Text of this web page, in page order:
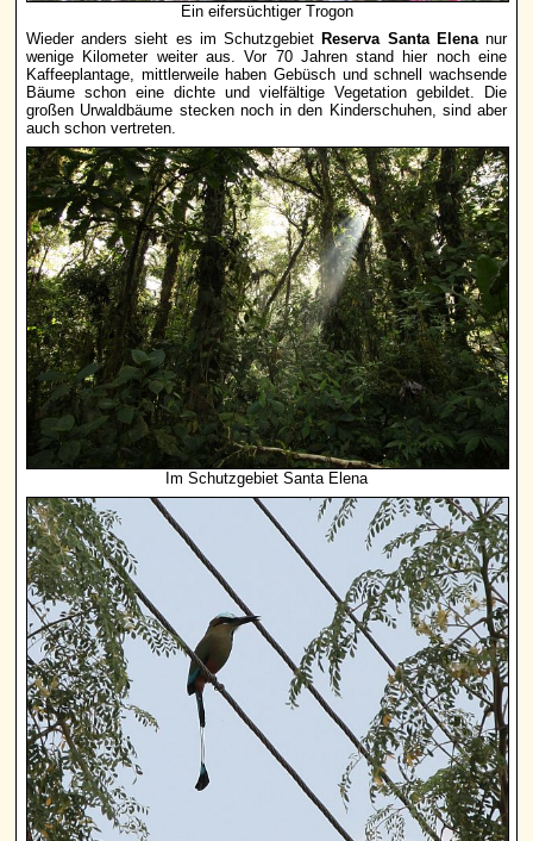
Ein eifersüchtiger Trogon
Wieder anders sieht es im Schutzgebiet Reserva Santa Elenanur
wenige Kilometer weiter aus. Vor 70 Jahren stand hier noch eine
Kaffeeplantage, mittlerweile haben Gebüsch und schnell wachsende
Bäume schon eine dichte und vielfältige Vegetation gebildet. Die
großen Urwaldbäume stecken noch in den Kinderschuhen, sind aber
auch schon vertreten.
Im Schutzgebiet Santa Elena